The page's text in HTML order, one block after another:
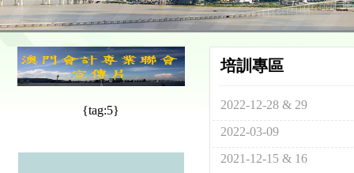
{tag:5}
培訓專區
2022-12-28 & 29
2022-03-09
2021-12-15 & 16